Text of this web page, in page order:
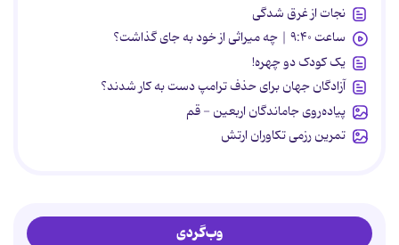
نجات از غرق شدگی
ساعت ۹:۴۰ | چه میراثی از خود به جای گذاشت؟
یک کودک دو چهره!
آزادگان جهان برای حذف ترامپ دست به کار شدند؟
پیاده‌روی جاماندگان اربعین - قم
تمرین رزمی تکاوران ارتش
وب‌گردی